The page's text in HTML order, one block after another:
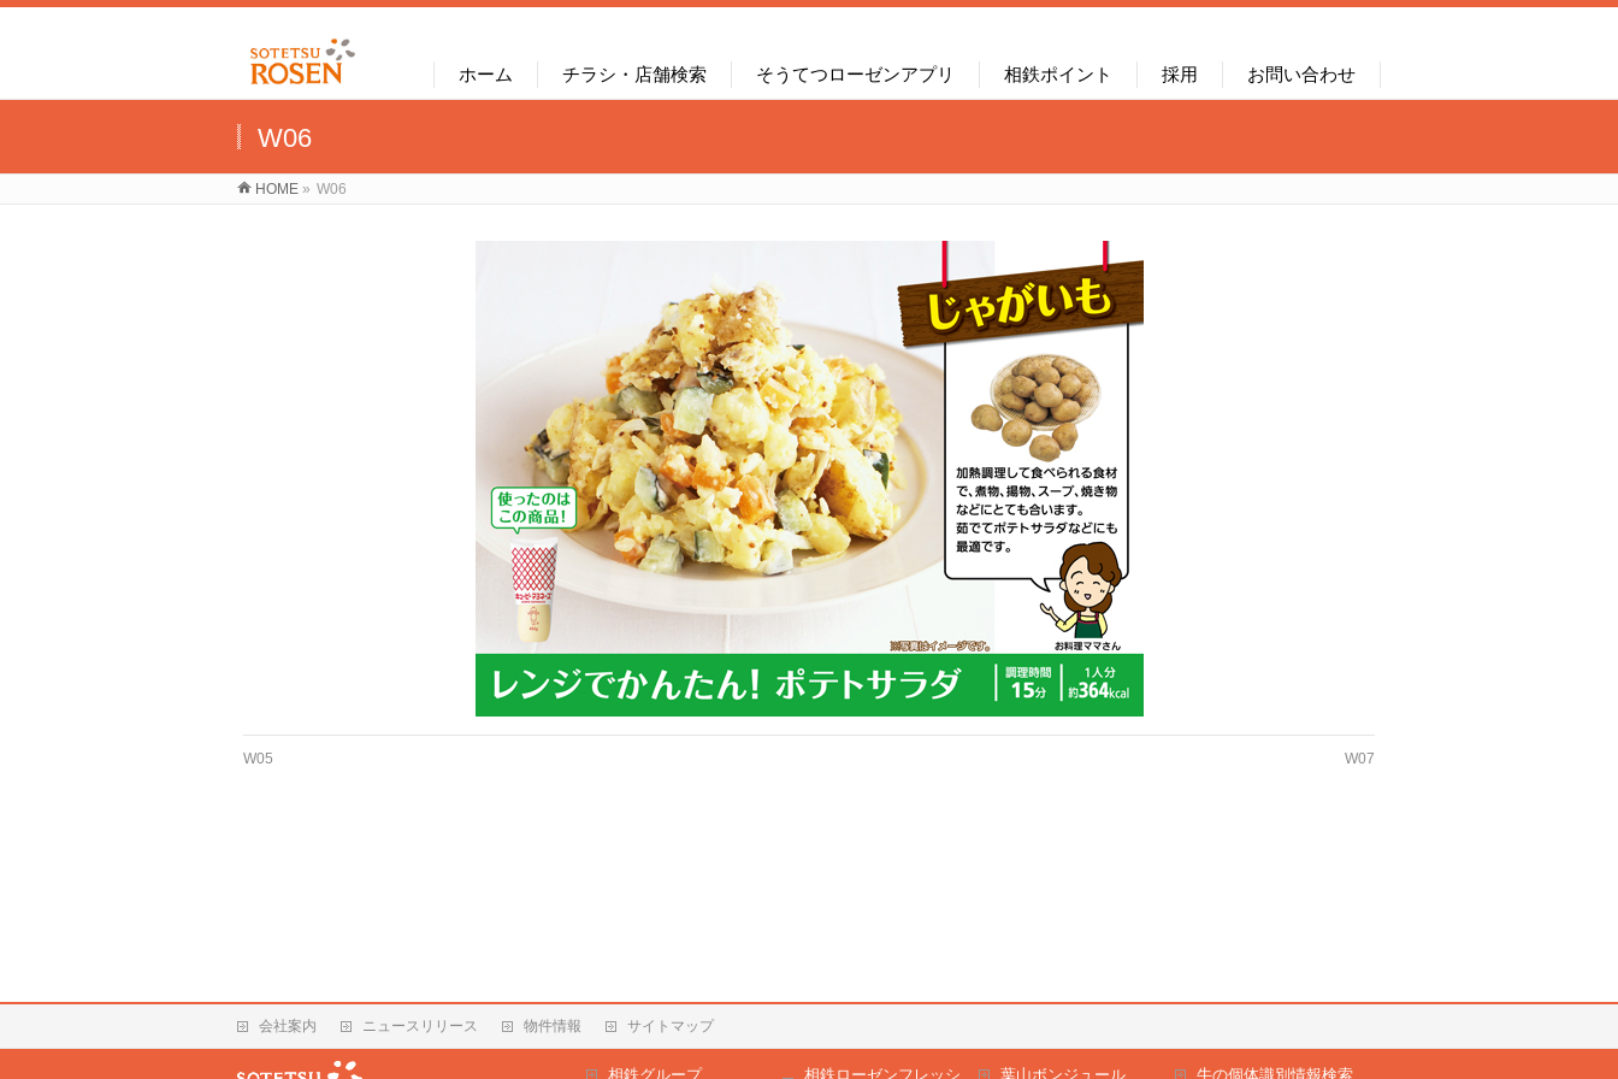
ホーム チラシ・店舗検索 そうてつローゼンアプリ 相鉄ポイント 採用 お問い合わせ
W06
HOME » W06
W05 W07
会社案内 ニュースリリース 物件情報 サイトマップ
相鉄グループ 相鉄ローゼンフレッシ 葉山ボンジュール 牛の個体識別情報検索